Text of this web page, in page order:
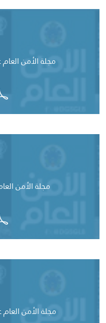
مجلة الأمن العام عدد 153
مجلة الأمن العام عدد
مجلة الأمن العام عدد 151